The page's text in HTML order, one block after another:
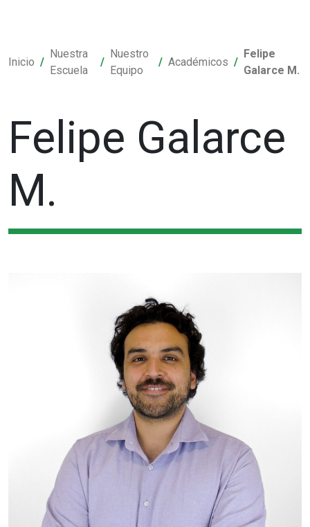
Inicio
Nuestra
Escuela
Nuestro
Equipo
Académicos
Felipe
Galarce M.
Felipe Galarce
M.